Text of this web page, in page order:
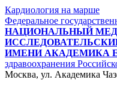
Кардиология на марше
Федеральное
НАЦИОНАЛЬНЫЙ
ИМЕНИ АКАДЕМИКА
здравоохранения
Москва, ул. Академика